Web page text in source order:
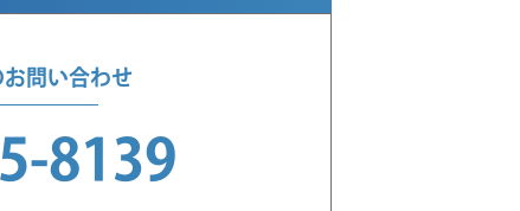
お問い合わせ
8139